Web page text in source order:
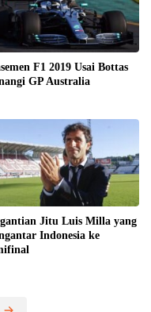
F1 2019 Usai Bottas
GP Australia
Jitu Luis Milla yang
Indonesia ke